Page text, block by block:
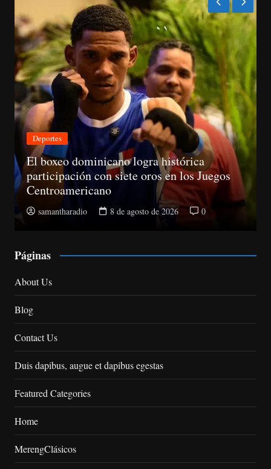
Nacionales
CNM avanza evaluación de siete jueces de
la Suprema y abre plazo de objeciones
samantharadio 8 de agosto de 2026
Páginas
About Us
Blog
Contact Us
Duis dapibus, augue et dapibus egestas
Featured Categories
Home
MerengClásicos